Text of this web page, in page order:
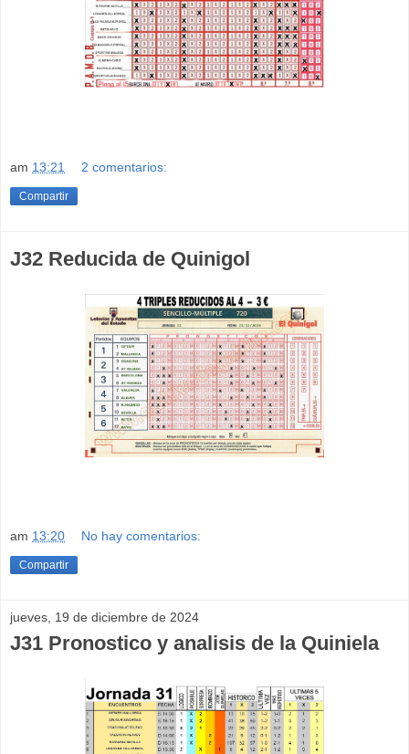
am 13:21 2 comentarios:
Compartir
J32 Reducida de Quinigol
am 13:20 No hay comentarios:
Compartir
jueves, 19 de diciembre de 2024
J31 Pronostico y analisis de la Quiniela